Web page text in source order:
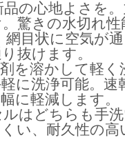
品の心地よさを
驚きの水切れ性
網目状に空気が
抜けます。
を溶かして軽
に洗浄可能。
に軽減します。
はどちらも手
い、耐久性の